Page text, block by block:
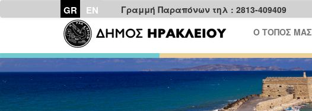
GR EN Γραμμή Παραπόνων τηλ : 2813-409409
Ο ΤΟΠΟΣ ΜΑΣ